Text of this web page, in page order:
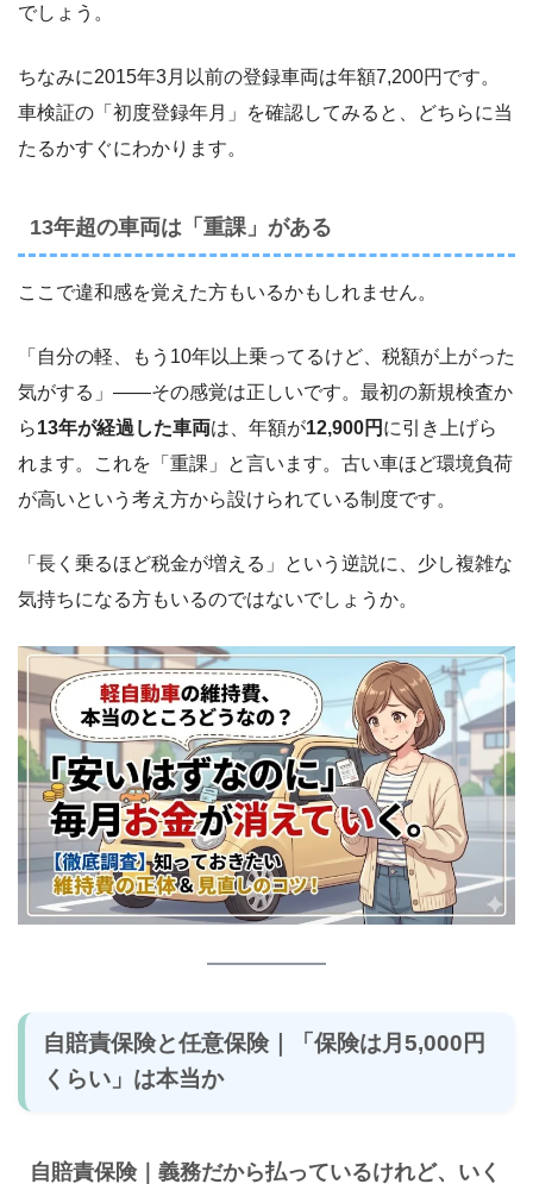
でしょう。
ちなみに2015年3月以前の登録車両は年額7,200円です。
車検証の「初度登録年月」を確認してみると、どちらに当
たるかすぐにわかります。
13年超の車両は「重課」がある
ここで違和感を覚えた方もいるかもしれません。
「自分の軽、もう10年以上乗ってるけど、税額が上がった
気がする」――その感覚は正しいです。最初の新規検査か
ら13年が経過した車両は、年額が12,900円 に引き上げら
れます。これを「重課」と言います。古い車ほど環境負荷
が高いという考え方から設けられている制度です。
「長く乗るほど税金が増える」という逆説に、少し複雑な
気持ちになる方もいるのではないでしょうか。
自賠責保険と任意保険｜「保険は月5,000円
くらい」は本当か
自賠責保険｜義務だから払っているけれど、いく